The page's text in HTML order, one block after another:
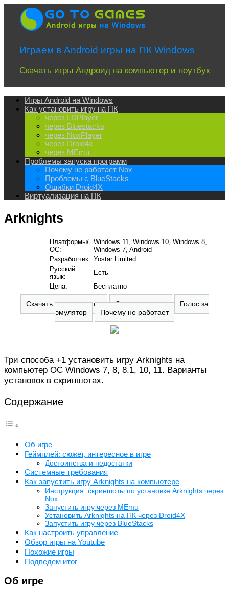
Перейти
содержимому
Играем в Android игры на ПК Windows
Скачать игры Андроид на компьютер и ноутбук
Игры Android на Windows
Как установить игру на ПК
через LDPlayer
через Bluestacks
через NoxPlayer
через Droid4x
через MEmu
Проблемы запуска программ
Почему не работает Nox
Проблемы с BlueStacks
Ошибки Droid4X
Виртуализация на ПК
Arknights
Платформы/
ОС:
Windows 11, Windows 10, Windows 8,
Windows 7, Android
Разработчик: Yostar Limited.
Русский
язык:
Есть
Цена:
Бесплатно
Скачать на компьютер Оставить отзыв
Голос за
эмулятор
Почему не работает
Три способа +1 установить игру Arknights на
компьютер ОС Windows 7, 8, 8.1, 10, 11. Варианты
установок в скриншотах.
Содержание
Об игре
Геймплей: сюжет, интересное в игре
Достоинства и недостатки
Системные требования
Как запустить игру Arknights на компьютере
Инструкция: скриншоты по установке Arknights через
Nox
Запустить игру через MEmu
Установить Arknights на ПК через Droid4X
Запустить игру через BlueStacks
Как настроить управление
Обзор игры на Youtube
Похожие игры
Подведем итог
Об игре